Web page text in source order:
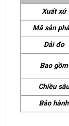
Xuất xứ
Mã sản
Dải đo
Bao gồm
Chiều sâu
Bảo hành